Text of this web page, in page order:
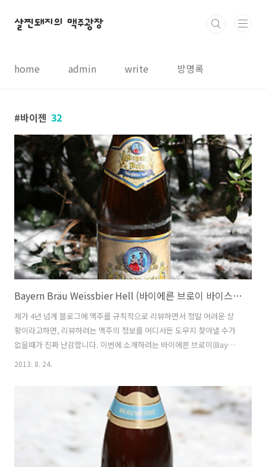
살찐돼지의 맥주광장
home admin write 방명록
바이젠 32
Bayern Bräu Weissbier Hell (바이에른 브로이 바이스비어 헬) - 5.2%
제가 4년 넘게 블로그에 맥주를 규칙적으로 리뷰하면서 정말 어려운 상
황이라고하면, 리뷰하려는 맥주의 정보를 어디서든 도무지 찾아낼 수가
없을때가 진짜 난감합니다. 이번에 소개하려는 바이에른 브로이(Bayern
Bräu)가 그런경우로 변변한 양조장의 공식 홈페이지도 없는 곳에다가 이
벨보면 알 수있는 기본적인 정보이거나 기껏 찾을 수 있는 관련 정보라고
는 누군가가 트위터 같은 곳에 "나 오늘 Bayern Bräu 라는거 마셨는데
괜찮았음" 정도입니다. 그나마 발견한것은 독일 바이에른주 뉘른베르크
에서 출신으로 국내에도 들어온 툭허(Tucher)양조장에서 생산하는 제품
입니다. '툭허'가 누구를 위해, 어떻게, 왜 등의 정보는 알아낼 길이 ..
2013. 8. 24.